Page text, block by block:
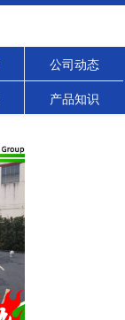
公司动态
产品知识